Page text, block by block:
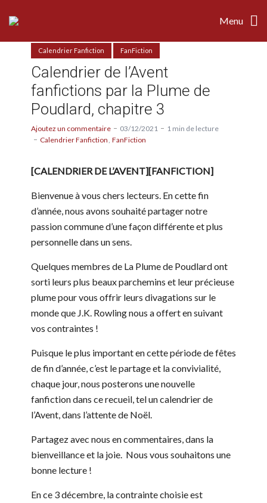
Menu
Calendrier Fanfiction FanFiction
Calendrier de l’Avent
fanfictions par la Plume de
Poudlard, chapitre 3
Ajoutez un commentaire 03/12/2021
1 min de lecture
Calendrier Fanfiction FanFiction
[CALENDRIER DE L’AVENT][FANFICTION]
Bienvenue à vous chers lecteurs. En cette fin
d’année, nous avons souhaité partager notre
passion commune d’une façon différente et plus
personnelle dans un sens.
Quelques membres de La Plume de Poudlard ont
sorti leurs plus beaux parchemins et leur précieuse
plume pour vous offrir leurs divagations sur le
monde que J.K. Rowling nous a offert en suivant
vos contraintes !
Puisque le plus important en cette période de fêtes
de fin d’année, c’est le partage et la convivialité,
chaque jour, nous posterons une nouvelle
fanfiction dans ce recueil, tel un calendrier de
l’Avent, dans l’attente de Noël.
Partagez avec nous en commentaires, dans la
bienveillance et la joie. Nous vous souhaitons une
bonne lecture !
En ce 3 décembre, la contrainte choisie est